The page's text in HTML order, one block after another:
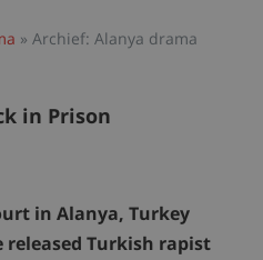
» Archief: Alanya drama
in Prison
in Alanya, Turkey
Turkish rapist